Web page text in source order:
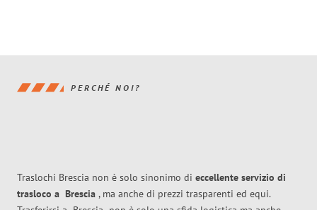
PERCHÉ NOI?
Traslochi Brescia non è solo sinonimo di eccellente servizio di
trasloco a Brescia , ma anche di prezzi trasparenti ed equi.